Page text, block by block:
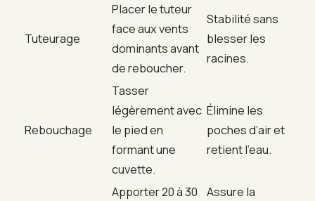
Tuteurage
Placer le tuteur
face aux vents
dominants avant
de reboucher.
Stabilité sans
blesser les
racines.
Rebouchage
Tasser
légèrement avec
le pied en
formant une
cuvette.
Élimine les
poches d’air et
retient l’eau.
Apporter 20 à 30
Assure la